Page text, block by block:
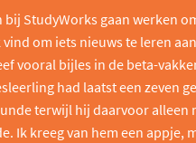
bij StudyWorks gaan werken
vind om iets nieuws te leren
vooral bijles in de beta-
had laatst een zeven
terwijl hij daarvoor alleen
Ik kreeg van hem een appje,